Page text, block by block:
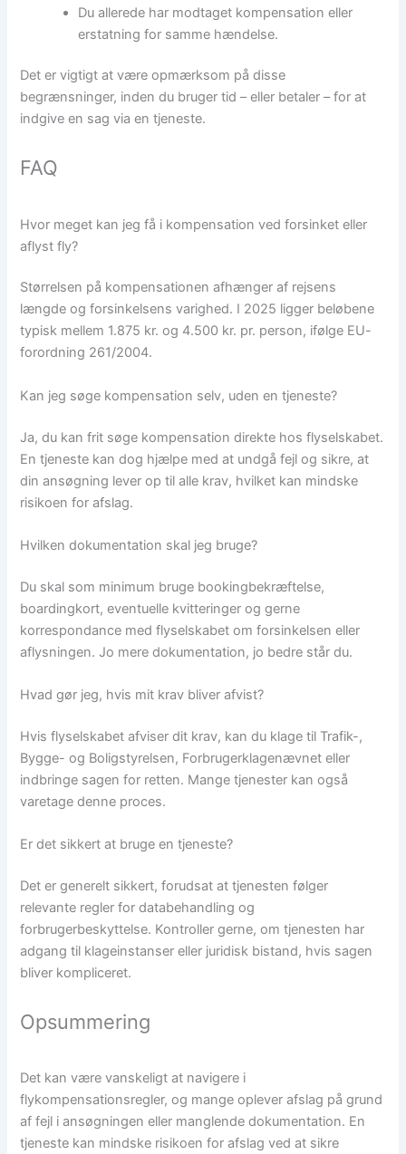
Du allerede har modtaget kompensation eller
erstatning for samme hændelse.
Det er vigtigt at være opmærksom på disse
begrænsninger, inden du bruger tid – eller betaler – for at
indgive en sag via en tjeneste.
FAQ
Hvor meget kan jeg få i kompensation ved forsinket eller
aflyst fly?
Størrelsen på kompensationen afhænger af rejsens
længde og forsinkelsens varighed. I 2025 ligger beløbene
typisk mellem 1.875 kr. og 4.500 kr. pr. person, ifølge EU-
forordning 261/2004.
Kan jeg søge kompensation selv, uden en tjeneste?
Ja, du kan frit søge kompensation direkte hos flyselskabet.
En tjeneste kan dog hjælpe med at undgå fejl og sikre, at
din ansøgning lever op til alle krav, hvilket kan mindske
risikoen for afslag.
Hvilken dokumentation skal jeg bruge?
Du skal som minimum bruge bookingbekræftelse,
boardingkort, eventuelle kvitteringer og gerne
korrespondance med flyselskabet om forsinkelsen eller
aflysningen. Jo mere dokumentation, jo bedre står du.
Hvad gør jeg, hvis mit krav bliver afvist?
Hvis flyselskabet afviser dit krav, kan du klage til Trafik-,
Bygge- og Boligstyrelsen, Forbrugerklagenævnet eller
indbringe sagen for retten. Mange tjenester kan også
varetage denne proces.
Er det sikkert at bruge en tjeneste?
Det er generelt sikkert, forudsat at tjenesten følger
relevante regler for databehandling og
forbrugerbeskyttelse. Kontroller gerne, om tjenesten har
adgang til klageinstanser eller juridisk bistand, hvis sagen
bliver kompliceret.
Opsummering
Det kan være vanskeligt at navigere i
flykompensationsregler, og mange oplever afslag på grund
af fejl i ansøgningen eller manglende dokumentation. En
tjeneste kan mindske risikoen for afslag ved at sikre